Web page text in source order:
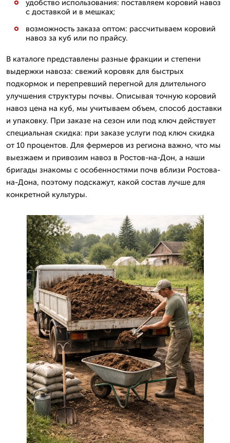
удобство использования: поставляем коровий навоз
с доставкой и в мешках;
возможность заказа оптом: рассчитываем коровий
навоз за куб или по прайсу.
В каталоге представлены разные фракции и степени
выдержки навоза: свежий коровяк для быстрых
подкормок и перепревший перегной для длительного
улучшения структуры почвы. Описывая точную коровий
навоз цена на куб, мы учитываем объем, способ доставки
и упаковку. При заказе на сезон или под ключ действует
специальная скидка: при заказе услуги под ключ скидка
от 10 процентов. Для фермеров из региона важно, что мы
выезжаем и привозим навоз в Ростов-на-Дон, а наши
бригады знакомы с особенностями почв вблизи Ростова-
на-Дона, поэтому подскажут, какой состав лучше для
конкретной культуры.